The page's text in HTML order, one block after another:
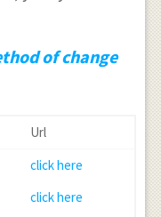
of change
Url
click here
click here